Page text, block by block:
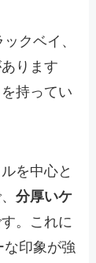
クベイ、
ります
持ってい
を中心と
分厚いケ
。これに
な印象が強